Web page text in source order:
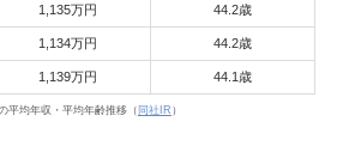
1,135万円 44.2歳
1,134万円 44.2歳
1,139万円 44.1歳
平均年収・平均年齢推移（同社IR ）